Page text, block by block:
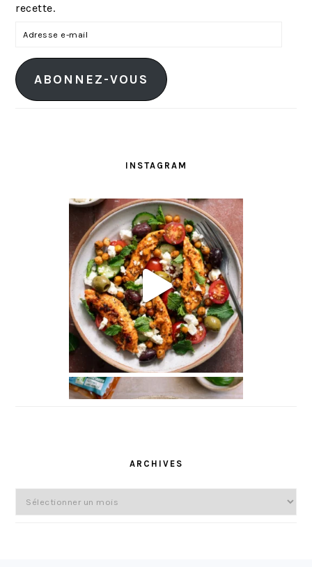
recette.
r
e
ABONNEZ-VOUS
INSTAGRAM
ARCHIVES
Archives